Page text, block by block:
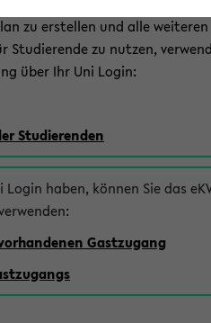
zu erstellen und alle weiteren
Studierende zu nutzen,
über Ihr Uni Login:
Studierenden
haben, können Sie das
Gastzugang